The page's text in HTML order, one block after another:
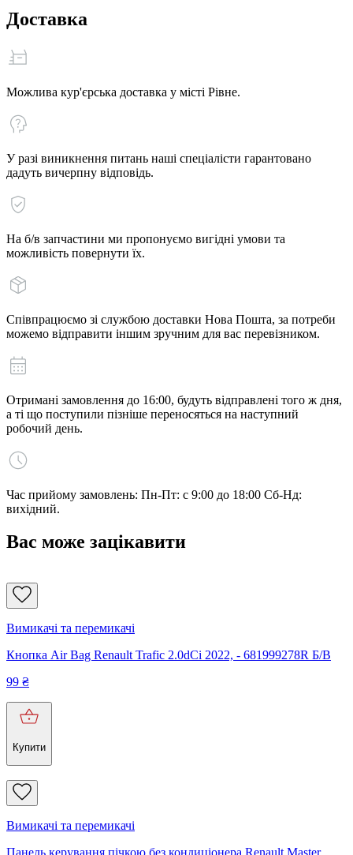
Доставка
Можлива кур'єрська доставка у місті Рівне.
У разі виникнення питань наші спеціалісти гарантовано
дадуть вичерпну відповідь.
На б/в запчастини ми пропонуємо вигідні умови та
можливість повернути їх.
Співпрацюємо зі службою доставки Нова Пошта, за потреби
можемо відправити іншим зручним для вас перевізником.
Отримані замовлення до 16:00, будуть відправлені того ж дня,
а ті що поступили пізніше переносяться на наступний
робочий день.
Час прийому замовлень: Пн-Пт: с 9:00 до 18:00 Сб-Нд:
вихідний.
Вас може зацікавити
Вимикачі та перемикачі
Кнопка Air Bag Renault Trafic 2.0dCi 2022, - 681999278R Б/В
99 ₴
Купити
Вимикачі та перемикачі
Панель керування пічкою без кондиціонера Renault Master